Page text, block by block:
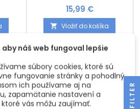
je
voči
drobných poškodení nábytku
a drevených povrchov.
Účinne zakrýva škrabance,
poškodené hrany na
dreve, fóliách či dyhe. Vďaka
aktivačnému hrotu je
aplikácia veľmi jednoduchá
a presná. Farba rýchlo schne,
po vytvrdnutí je odolná voči
Cena
15,99 €
 Vložiť do košíka
Novinka
náš web fungoval lepšie
súbory cookies, ktoré sú
fungovanie stránky a pohodlný
ich používame aj na
zapamätanie nastavení a
vás môžu zaujímať.
R